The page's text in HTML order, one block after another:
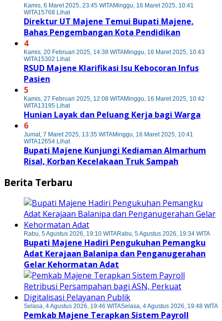
Kamis, 6 Maret 2025, 23:45 WITAMinggu, 16 Maret 2025, 10:41
WITA15768 Lihat
Direktur UT Majene Temui Bupati Majene,
Bahas Pengembangan Kota Pendidikan
4
Kamis, 20 Februari 2025, 14:38 WITAMinggu, 16 Maret 2025, 10:43
WITA15302 Lihat
RSUD Majene Klarifikasi Isu Kebocoran Infus
Pasien
5
Kamis, 27 Februari 2025, 12:08 WITAMinggu, 16 Maret 2025, 10:42
WITA13195 Lihat
Hunian Layak dan Peluang Kerja bagi Warga
6
Jumat, 7 Maret 2025, 13:35 WITAMinggu, 16 Maret 2025, 10:41
WITA12654 Lihat
Bupati Majene Kunjungi Kediaman Almarhum
Risal, Korban Kecelakaan Truk Sampah
Berita Terbaru
Rabu, 5 Agustus 2026, 19:10 WITARabu, 5 Agustus 2026, 19:34 WITA
Bupati Majene Hadiri Pengukuhan Pemangku
Adat Kerajaan Balanipa dan Penganugerahan
Gelar Kehormatan Adat
Selasa, 4 Agustus 2026, 19:46 WITASelasa, 4 Agustus 2026, 19:48 WITA
Pemkab Majene Terapkan Sistem Payroll